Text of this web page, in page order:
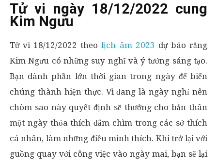
Tử vi ngày 18/12/2022 cung
Kim Ngưu
Tử vi 18/12/2022 theolịch âm 2023 dự báo rằng
Kim Ngưu có những suy nghĩ và ý tưởng sáng tạo.
Bạn dành phần lớn thời gian trong ngày để biến
chúng thành hiện thực. Vì đang là ngày nghỉ nên
chòm sao này quyết định sẽ thưởng cho bản thân
một ngày thỏa thích đắm chìm trong các sở thích
cá nhân, làm những điều mình thích. Khi trở lại với
guồng quay với công việc vào ngày mai, bạn sẽ lại